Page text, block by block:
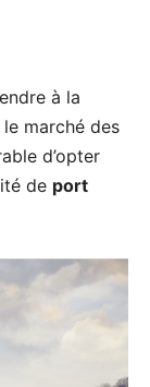
à la
marché des
d’opter
de port